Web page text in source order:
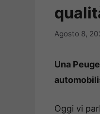
Agosto 8,
Una
Oggi vi